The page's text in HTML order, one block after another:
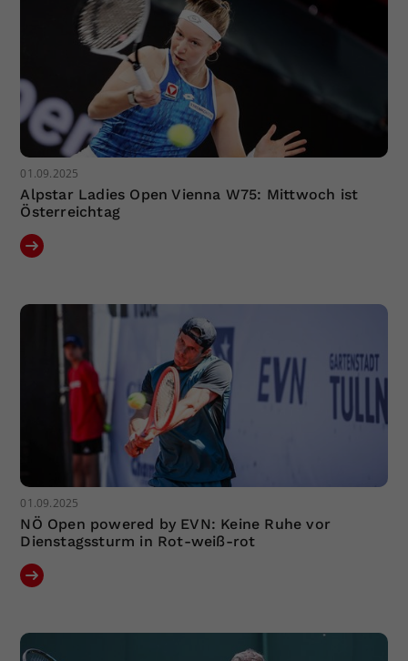
01.09.2025
Alpstar Ladies Open Vienna W75: Mittwoch ist
Österreichtag
01.09.2025
NÖ Open powered by EVN: Keine Ruhe vor
Dienstagssturm in Rot-weiß-rot